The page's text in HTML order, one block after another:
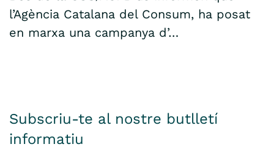
l’Agència Catalana del Consum, ha posat
en marxa una campanya d’…
Subscriu-te al nostre butlletí
informatiu